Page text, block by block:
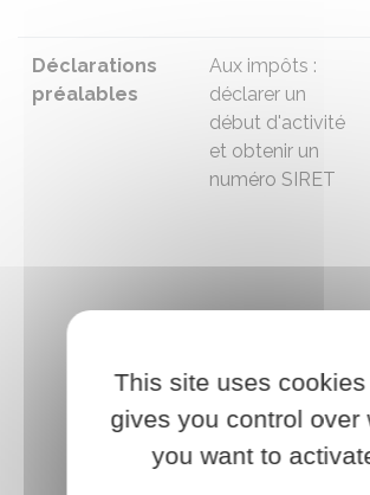
Déclarations
préalables
Aux impôts :
déclarer un
début d'activité
et obtenir un
numéro SIRET
This site uses
gives you control over
you want to